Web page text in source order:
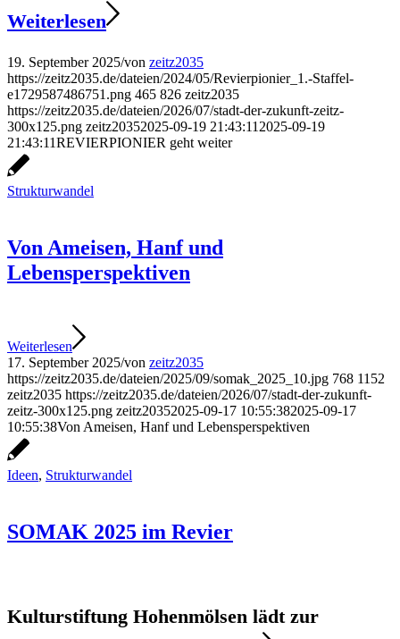
Weiterlesen
19. September 2025/von zeitz2035
https://zeitz2035.de/dateien/2024/05/Revierpionier_1.-Staffel-
e1729587486751.png 465 826 zeitz2035
https://zeitz2035.de/dateien/2026/07/stadt-der-zukunft-zeitz-
300x125.png zeitz20352025-09-19 21:43:11 2025-09-19
21:43:11REVIERPIONIER geht weiter
Strukturwandel
Von Ameisen, Hanf und
Lebensperspektiven
Weiterlesen
17. September 2025/von zeitz2035
https://zeitz2035.de/dateien/2025/09/somak_2025_10.jpg 768 1152
zeitz2035 https://zeitz2035.de/dateien/2026/07/stadt-der-zukunft-
zeitz-300x125.png zeitz20352025-09-17 10:55:382025-09-17
10:55:38Von Ameisen, Hanf und Lebensperspektiven
Ideen, Strukturwandel
SOMAK 2025 im Revier
Kulturstiftung Hohenmölsen lädt zur